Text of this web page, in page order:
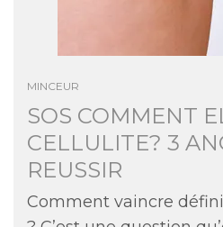
MINCEUR
SOS COMMENT
CELLULITE? 3
REUSSIR
Comment vaincre